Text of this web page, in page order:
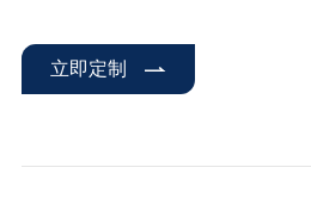
立即定制